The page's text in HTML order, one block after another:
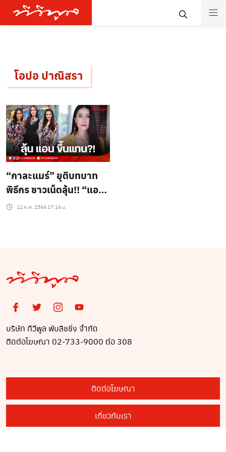
โอปอ ปาณิสรา
“กาละแมร์” ยุติบทบาท
พิธีกร ชาวเน็ตลุ้น!! “แอน
ทองประสม” ขึ้นแทนที่!!
12 ก.พ. 2564 17:14 น.
บริษัท ทีวีพูล พับลิชชิ่ง จำกัด
ติดต่อโฆษณา 02-733-9000 ต่อ 308
ติดต่อโฆษณา
เกี่ยวกับเรา